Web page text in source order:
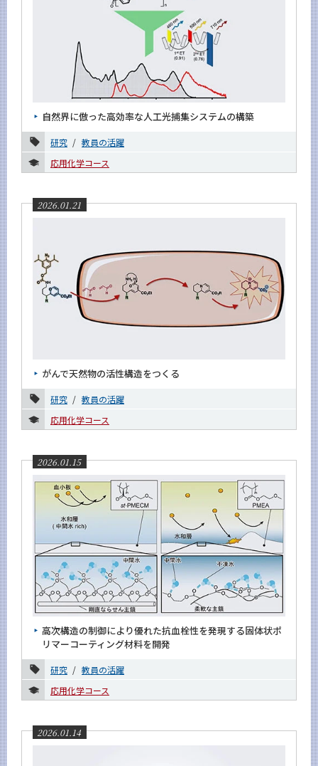
自然界に倣った高効率な人工光捕集システムの構築
研究
教員の活躍
応用化学コース
2026.01.21
がんで天然物の活性構造をつくる
研究
教員の活躍
応用化学コース
2026.01.15
高次構造の制御により優れた抗血栓性を発現する固体状ポ
リマーコーティング材料を開発
研究
教員の活躍
応用化学コース
2026.01.14
5月
4月
3月
2月
1月
2025年
2021年
2020年
2016年
Event Calendar
サイト構成
学内向け情報
系詳細情報
CLOSE